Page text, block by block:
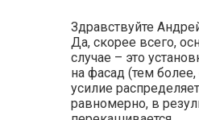
Здравствуйте
Да, скорее всего,
случае – это
на фасад (тем
усилие
равномерно, в